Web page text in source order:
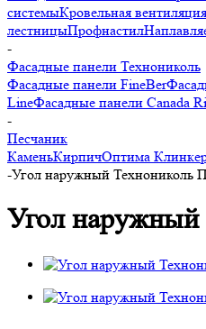
системыКровельная вентиляция
лестницыПрофнастил
-
Фасадные панели Технониколь
Фасадные панели FineBer
LineФасадные панели Canada
-
Песчаник
КаменьКирпичОптима
-Угол наружный Технониколь
Угол наружный